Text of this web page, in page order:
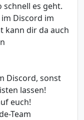
schnell es geht.
Discord im
kann dir da auch
Discord, sonst
lassen!
euch!
Team